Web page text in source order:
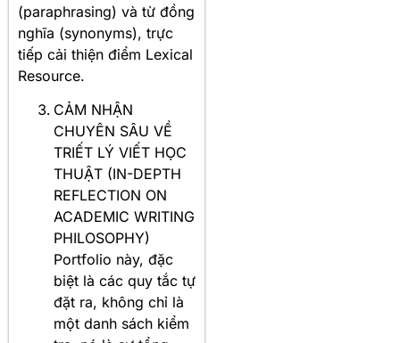
(paraphrasing) và từ đồng
nghĩa (synonyms), trực
tiếp cải thiện điểm Lexical
Resource.
CẢM NHẬN
CHUYÊN SÂU VỀ
TRIẾT LÝ VIẾT HỌC
THUẬT (IN-DEPTH
REFLECTION ON
ACADEMIC WRITING
PHILOSOPHY)
Portfolio này, đặc
biệt là các quy tắc tự
đặt ra, không chỉ là
một danh sách kiểm